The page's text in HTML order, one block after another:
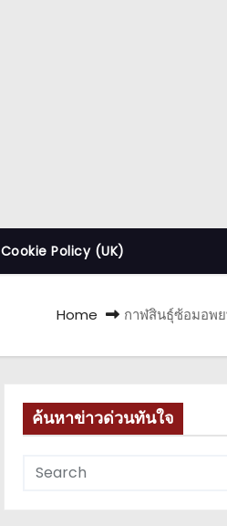
Cookie Policy (UK)
Home กาฬสินธุ์ซ้อมอพ
ค้นหาข่าวด่วนทันใจ